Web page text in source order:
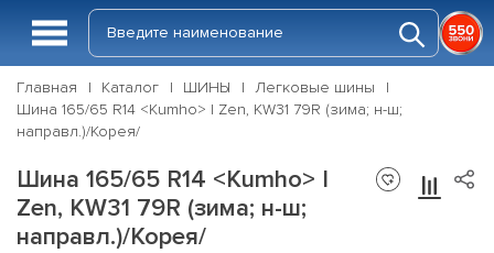
Главная Каталог ШИНЫ
Легковые шины
Шина 165/65 R14 <Kumho> I Zen, KW31 79R (зима; н-ш;
направл.)/Корея/
Шина 165/65 R14 <Kumho> I
Zen, KW31 79R (зима; н-ш;
направл.)/Корея/